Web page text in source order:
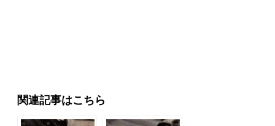
関連記事はこちら